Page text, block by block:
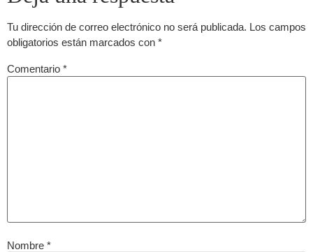
Tu dirección de correo electrónico no será publicada. Los campos
obligatorios están marcados con *
Comentario *
Nombre *